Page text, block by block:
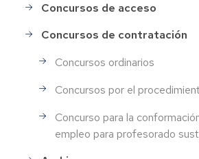
Concursos de acceso
Concursos de contratación
Concursos ordinarios
Concursos por el
Concurso para la
empleo para profesorado